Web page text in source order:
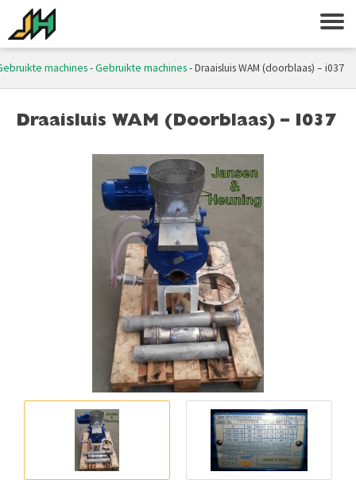
machines-Gebruikte machines-Draaisluis WAM (doorblaas) – i037
Draaisluis WAM (doorblaas) – I037